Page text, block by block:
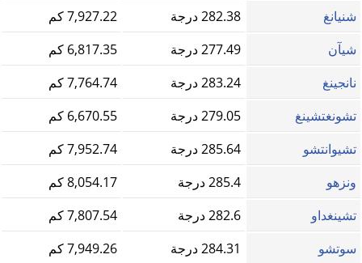
شنيانغ
282.38 درجة
7,927.22 كم
شيآن
277.49 درجة
6,817.35 كم
نانجينغ
283.24 درجة
7,764.74 كم
تشونغتشينغ
279.05 درجة
6,670.55 كم
تشيوانتشو
285.64 درجة
7,952.74 كم
ونزهو
285.4 درجة
8,054.17 كم
تشينغداو
282.6 درجة
7,807.54 كم
سوتشو
284.31 درجة
7,949.26 كم